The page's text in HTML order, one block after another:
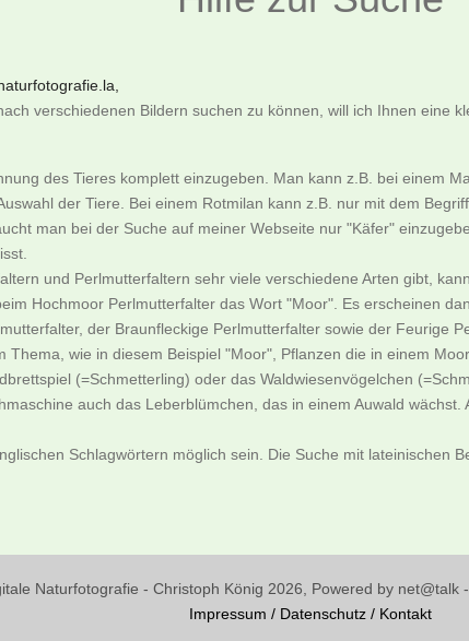
verschiedenen Bildern suchen zu können, will ich Ihnen eine
des Tieres komplett einzugeben. Man kann z.B. bei einem
der Tiere. Bei einem Rotmilan kann z.B. nur mit dem
man bei der Suche auf meiner Webseite nur "Käfer"
und Perlmutterfaltern sehr viele verschiedene Arten gibt,
Hochmoor Perlmutterfalter das Wort "Moor". Es erscheinen
der Braunfleckige Perlmutterfalter sowie der Feurige
Thema, wie in diesem Beispiel "Moor", Pflanzen die in einem
(=Schmetterling) oder das Waldwiesenvögelchen
auch das Leberblümchen, das in einem Auwald
Schlagwörtern möglich sein. Die Suche mit lateinischen
Naturfotografie - Christoph König 2026, Powered by net@talk
Impressum / Datenschutz / Kontakt